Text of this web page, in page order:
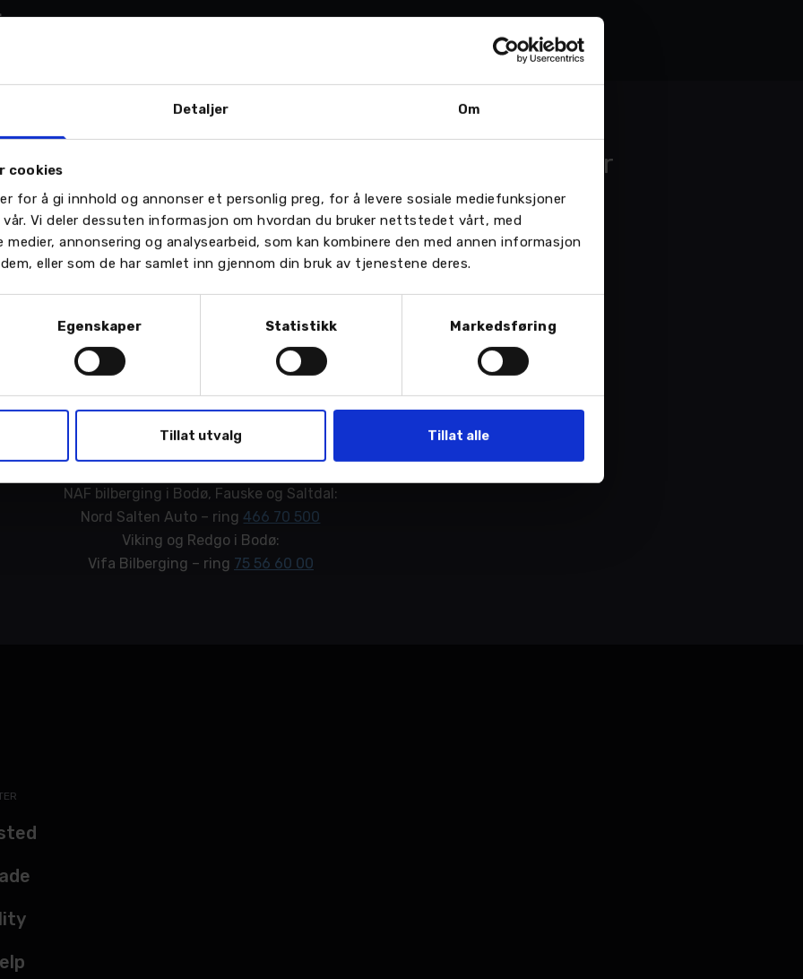
Detaljer Om
cookies
for å gi innhold og annonser et personlig preg, for å levere sosiale mediefunksjoner
Vi deler dessuten informasjon om hvordan du bruker nettstedet vårt, med
medier, annonsering og analysearbeid, som kan kombinere den med annen informasjon
eller som de har samlet inn gjennom din bruk av tjenestene deres.
Egenskaper Statistikk Markedsføring
Tillat utvalg Tillat alle
Nasjonale aktører
NAF veihjelp – ring
23 21 31 00
SOS veihjelp – ring
915 09 505
Lokale aktører (Salten-
regionen)
NAF bilberging i Bodø, Fauske og Saltdal:
Nord Salten Auto – ring466 70 500
Viking og Redgo i Bodø:
Vifa Bilberging – ring 75 56 60 00
Nødnummer
Medisinsk –
Politi –112